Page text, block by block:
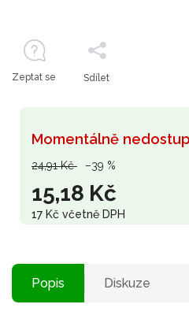
24,91 Kč –39 %
15,18 Kč
17 Kč včetně DPH
Momentálně
Zeptat se Sdílet
Popis Diskuze